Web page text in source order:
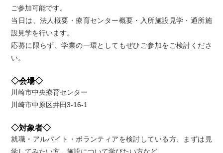
ご参加可能です。
当日は、法人概要・療育センター概要・入所施設見学・通所施
設見学を行います。
応募に限らず、学業の一環としてもぜひご参加をご検討くださ
い。
◇会場◇
川崎市中央療育センター
川崎市中原区井田3-16-1
◇対象者◇
就職・アルバイト・ボランティアを検討している方、まずは見